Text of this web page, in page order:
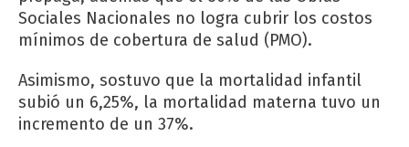
Sociales Nacionales no logra cubrir los costos
mínimos de cobertura de salud (PMO).
Asimismo, sostuvo que la mortalidad infantil
subió un 6,25%, la mortalidad materna tuvo un
incremento de un 37%.